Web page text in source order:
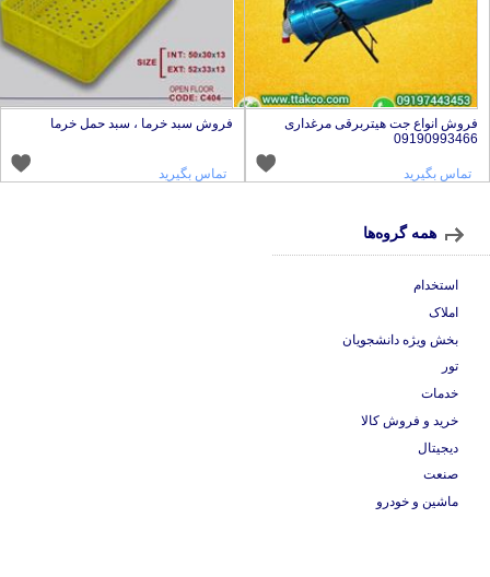
فروش انواع جت هیتربرقی مرغداری
09190993466
تماس بگیرید
فروش سبد خرما ، سبد حمل خرما
تماس بگیرید
همه گروه‌ها
استخدام
املاک
بخش ویژه دانشجویان
تور
خدمات
خرید و فروش کالا
دیجیتال
صنعت
ماشین و خودرو